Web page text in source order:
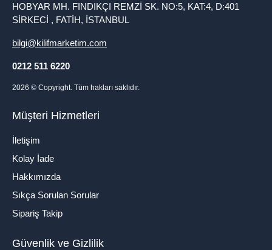
HOBYAR MH. FINDIKÇI REMZİ SK. NO:5, KAT:4, D:401
SİRKECİ , FATİH, İSTANBUL
bilgi@kilifmarketim.com
0212 511 6220
2026 © Copyright. Tüm hakları saklıdır.
Müşteri Hizmetleri
İletişim
Kolay İade
Hakkımızda
Sıkça Sorulan Sorular
Sipariş Takip
Güvenlik ve Gizlilik